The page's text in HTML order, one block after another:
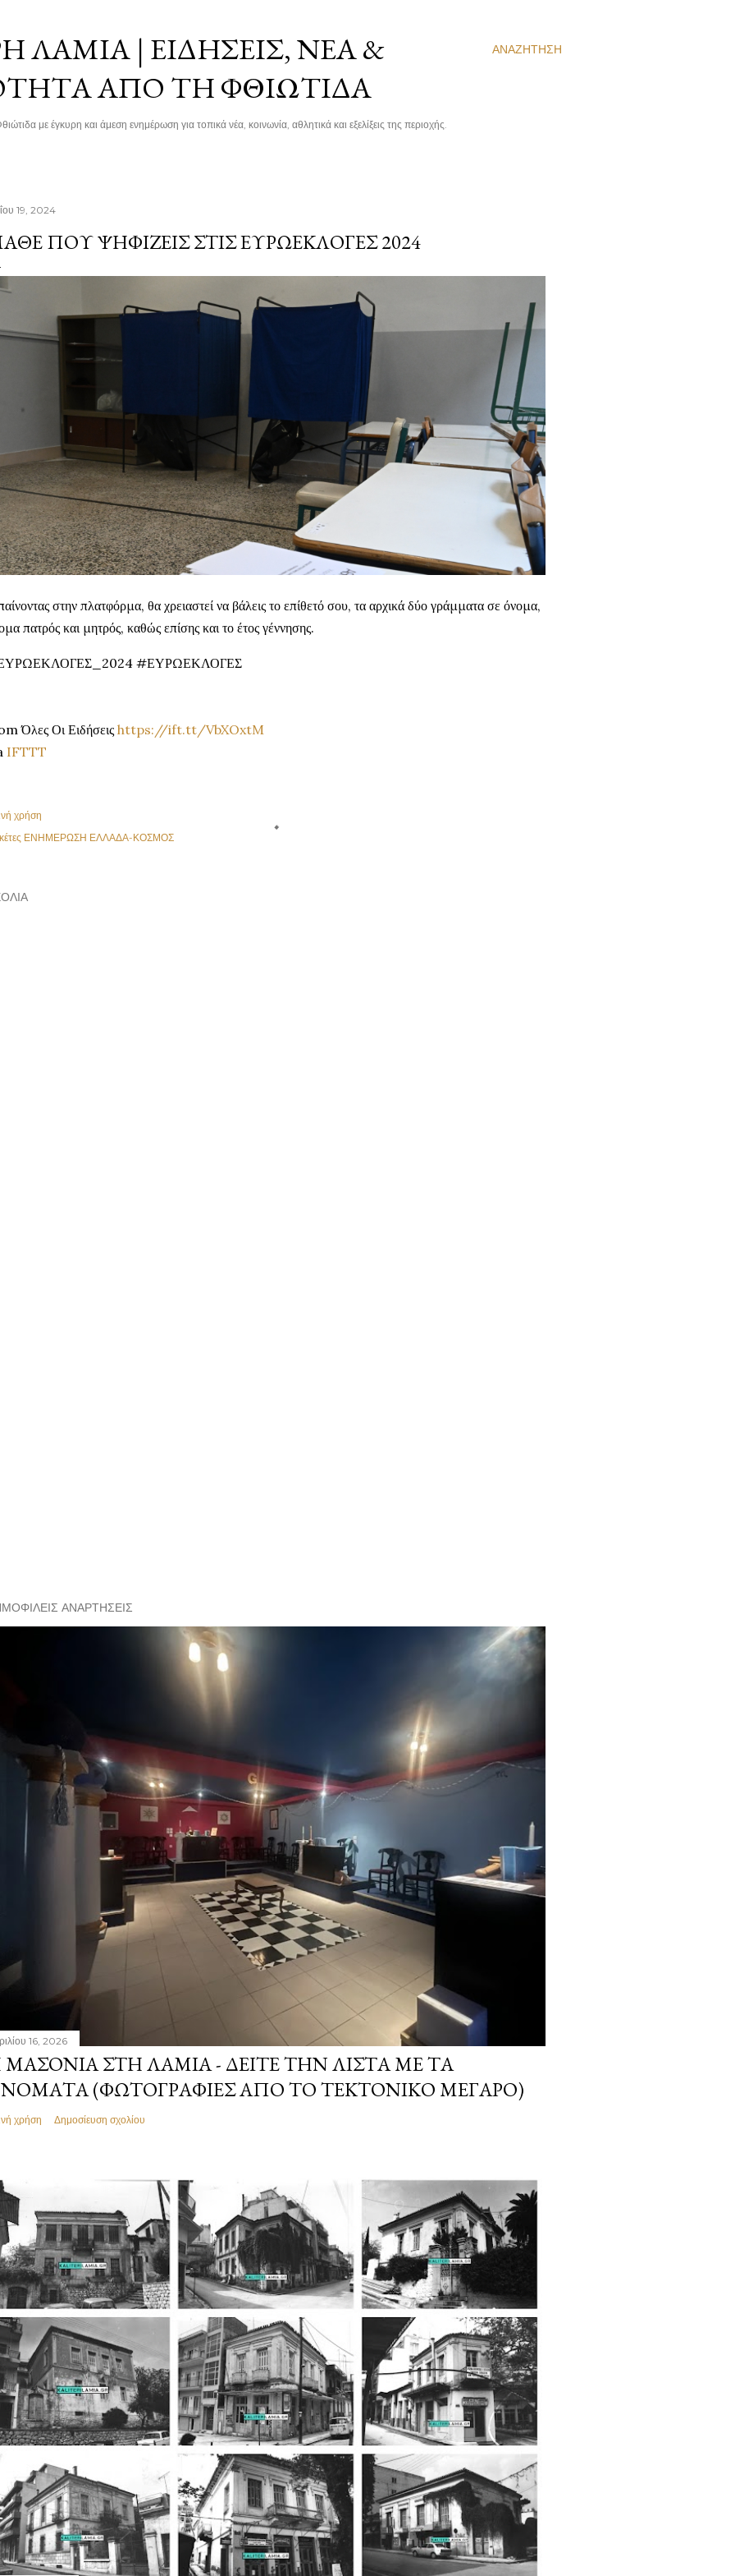
ΑΝΑΖΉΤΗΣΗ
ΛΑΜΊΑ | ΕΙΔΉΣΕΙΣ, ΝΈΑ &
ΑΠΌ ΤΗ ΦΘΙΏΤΙΔΑ
με έγκυρη και άμεση ενημέρωση για τοπικά νέα, κοινωνία, αθλητικά και εξελίξεις της περιοχής.
19, 2024
ΠΟΎ ΨΗΦΊΖΕΙΣ ΣΤΙΣ ΕΥΡΩΕΚΛΟΓΈΣ 2024
στην πλατφόρμα, θα χρειαστεί να βάλεις το επίθετό σου, τα αρχικά δύο γράμματα σε όνομα,
πατρός και μητρός, καθώς επίσης και το έτος γέννησης.
#ΕΥΡΩΕΚΛΟΓΕΣ
Όλες Οι Ειδήσεις https://ift.tt/VbXOxtM
IFTTT
χρήση
ΕΝΗΜΕΡΩΣΗ ΕΛΛΑΔΑ-ΚΟΣΜΟΣ
ΑΝΑΡΤΉΣΕΙΣ
16, 2026
ΣΤΗ ΛΑΜΊΑ - ΔΕΊΤΕ ΤΗΝ ΛΊΣΤΑ ΜΕ ΤΑ
(ΦΩΤΟΓΡΑΦΊΕΣ ΑΠΌ ΤΟ ΤΕΚΤΟΝΙΚΌ ΜΈΓΑΡΟ)
χρήση Δημοσίευση σχολίου